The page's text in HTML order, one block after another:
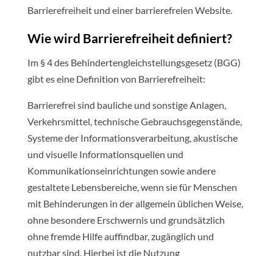
Barrierefreiheit und einer barrierefreien Website.
Wie wird Barrierefreiheit definiert?
Im § 4 des Behindertengleichstellungsgesetz (BGG)
gibt es eine Definition von Barrierefreiheit:
Barrierefrei sind bauliche und sonstige Anlagen,
Verkehrsmittel, technische Gebrauchsgegenstände,
Systeme der Informationsverarbeitung, akustische
und visuelle Informationsquellen und
Kommunikationseinrichtungen sowie andere
gestaltete Lebensbereiche, wenn sie für Menschen
mit Behinderungen in der allgemein üblichen Weise,
ohne besondere Erschwernis und grundsätzlich
ohne fremde Hilfe auffindbar, zugänglich und
nutzbar sind. Hierbei ist die Nutzung